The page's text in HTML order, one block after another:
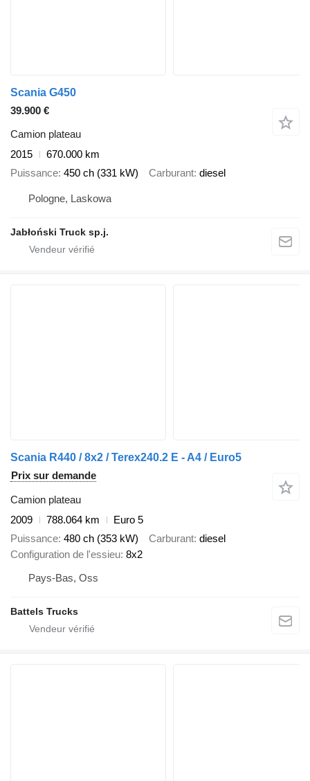
Scania G450
39.900 €
Camion plateau
2015
670.000 km
Puissance 450 ch (331 kW) Carburant diesel
Pologne, Laskowa
Jabłoński Truck sp.j.
Scania R440 / 8x2 / Terex240.2 E - A4 / Euro5
Prix sur demande
Camion plateau
2009
788.064 km
Euro 5
Puissance 480 ch (353 kW) Carburant diesel
Configuration de l'essieu 8x2
Pays-Bas, Oss
Battels Trucks